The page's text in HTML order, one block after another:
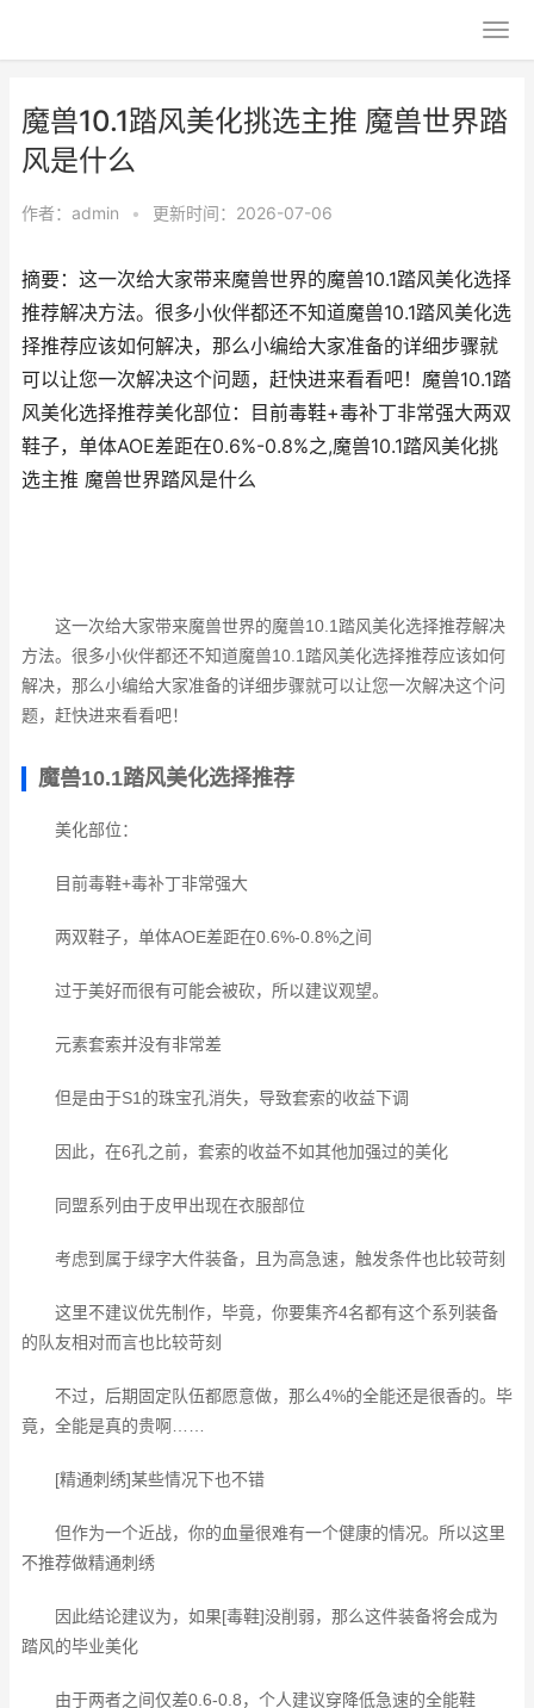
魔兽10.1踏风美化挑选主推 魔兽世界踏
风是什么
作者： admin • 更新时间：2026-07-06
摘要：这一次给大家带来魔兽世界的魔兽10.1踏风美化选择
推荐解决方法。很多小伙伴都还不知道魔兽10.1踏风美化选
择推荐应该如何解决，那么小编给大家准备的详细步骤就
可以让您一次解决这个问题，赶快进来看看吧！魔兽10.1踏
风美化选择推荐美化部位：目前毒鞋+毒补丁非常强大两双
鞋子，单体AOE差距在0.6%-0.8%之,魔兽10.1踏风美化挑
选主推 魔兽世界踏风是什么
这一次给大家带来魔兽世界的魔兽10.1踏风美化选择推荐解决
方法。很多小伙伴都还不知道魔兽10.1踏风美化选择推荐应该如何
解决，那么小编给大家准备的详细步骤就可以让您一次解决这个问
题，赶快进来看看吧！
魔兽10.1踏风美化选择推荐
美化部位：
目前毒鞋+毒补丁非常强大
两双鞋子，单体AOE差距在0.6%-0.8%之间
过于美好而很有可能会被砍，所以建议观望。
元素套索并没有非常差
但是由于S1的珠宝孔消失，导致套索的收益下调
因此，在6孔之前，套索的收益不如其他加强过的美化
同盟系列由于皮甲出现在衣服部位
考虑到属于绿字大件装备，且为高急速，触发条件也比较苛刻
这里不建议优先制作，毕竟，你要集齐4名都有这个系列装备
的队友相对而言也比较苛刻
不过，后期固定队伍都愿意做，那么4%的全能还是很香的。毕
竟，全能是真的贵啊……
[精通刺绣]某些情况下也不错
但作为一个近战，你的血量很难有一个健康的情况。所以这里
不推荐做精通刺绣
因此结论建议为，如果[毒鞋]没削弱，那么这件装备将会成为
踏风的毕业美化
由于两者之间仅差0.6-0.8，个人建议穿降低急速的全能鞋